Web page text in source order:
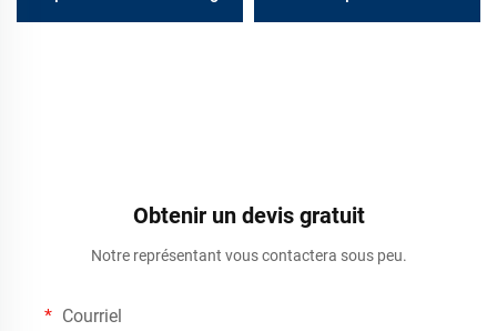
Obtenir un devis gratuit
Notre représentant vous contactera sous peu.
Courriel